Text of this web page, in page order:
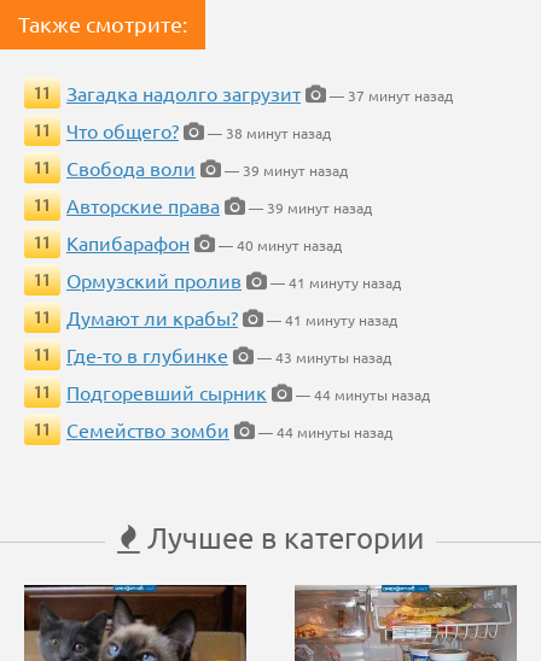
Также смотрите:
11 Загадка надолго загрузит
— 37 минут назад
11
Что общего?
— 38 минут назад
11
Свобода воли
— 39 минут назад
11
Авторские права
— 39 минут назад
11
Капибарафон
— 40 минут назад
11
Ормузский пролив
— 41 минуту назад
11
Думают ли крабы?
— 41 минуту назад
11
Где-то в глубинке
— 43 минуты назад
11
Подгоревший сырник
— 44 минуты назад
11
Семейство зомби — 44 минуты назад
Лучшее в категории